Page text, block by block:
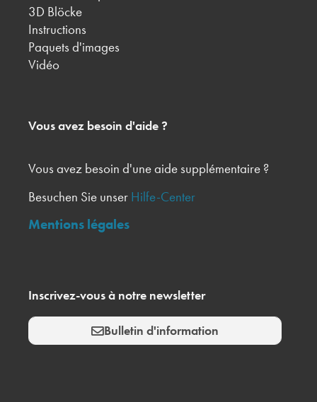
3D Blöcke
Instructions
Paquets d'images
Vidéo
Vous avez besoin d'aide ?
Vous avez besoin d'une aide supplémentaire ?
Besuchen Sie unser Hilfe-Center
Mentions légales
Inscrivez-vous à notre newsletter
Bulletin d'information